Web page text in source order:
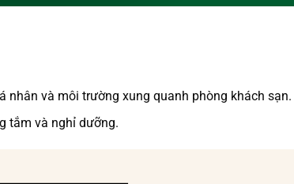
nhân và môi trường xung quanh phòng khách sạn.
tắm và nghỉ dưỡng.